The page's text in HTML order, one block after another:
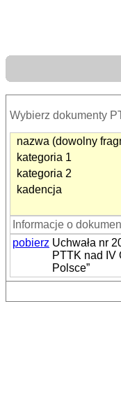
Wybierz dokumenty
nazwa (dowolny
kategoria 1
kategoria 2
kadencja
Informacje o
pobierz Uchwała nr
PTTK nad IV
Polsce”